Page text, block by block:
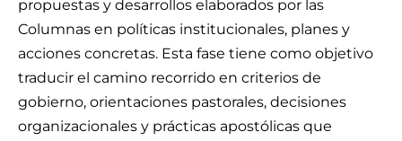
propuestas y desarrollos elaborados por las
Columnas en políticas institucionales, planes y
acciones concretas. Esta fase tiene como objetivo
traducir el camino recorrido en criterios de
gobierno, orientaciones pastorales, decisiones
organizacionales y prácticas apostólicas que